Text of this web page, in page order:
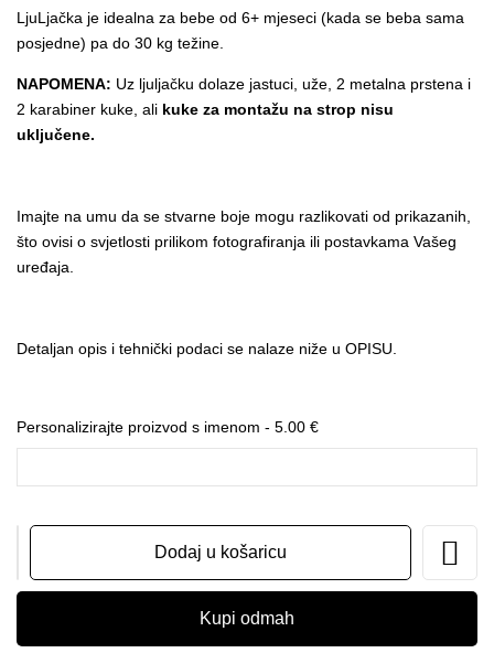
LjuLjačka je idealna za bebe od 6+ mjeseci (kada se beba sama
posjedne) pa do 30 kg težine.
NAPOMENA: Uz ljuljačku dolaze jastuci, uže, 2 metalna prstena i
2 karabiner kuke, ali kuke za montažu na strop nisu
uključene.
Imajte na umu da se stvarne boje mogu razlikovati od prikazanih,
što ovisi o svjetlosti prilikom fotografiranja ili postavkama Vašeg
uređaja.
Detaljan opis i tehnički podaci se nalaze niže u OPISU.
Personalizirajte proizvod s imenom - 5.00 €
bebe
djecu
Dodaj u košaricu
Kupi odmah